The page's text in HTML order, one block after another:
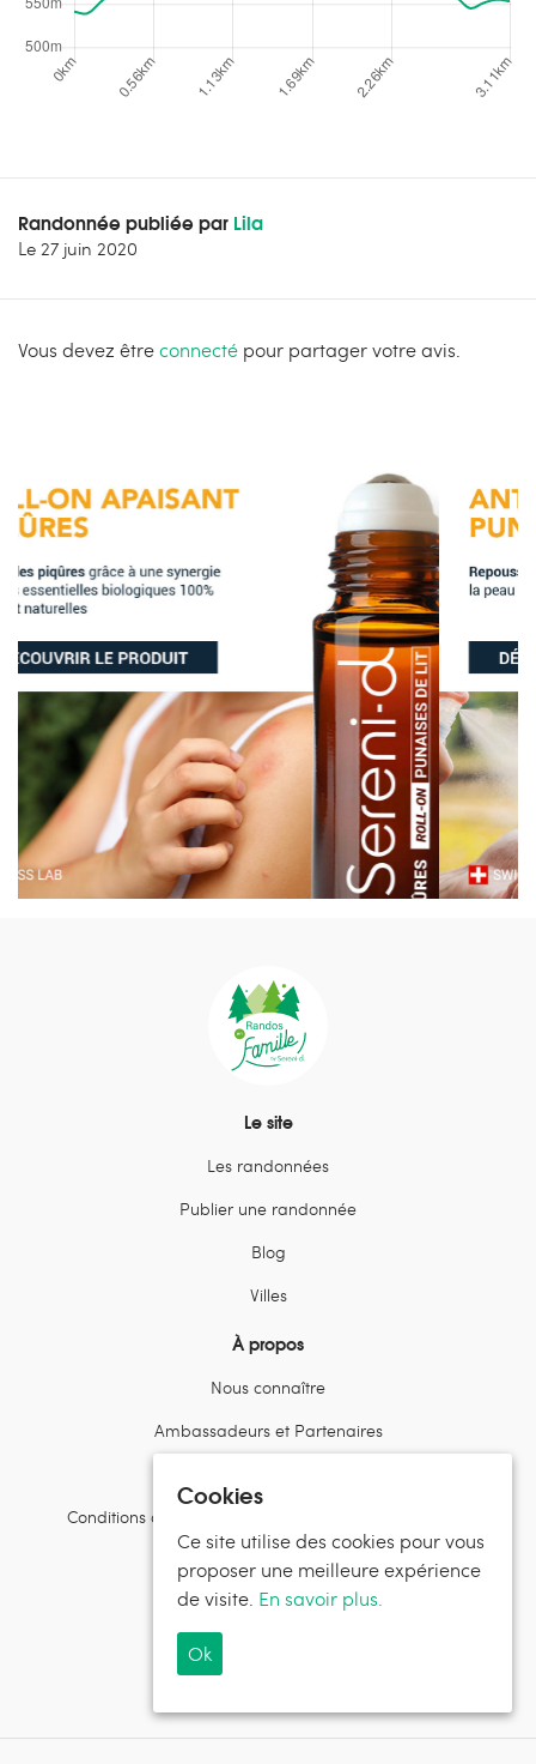
Randonnée publiée par Lila
Le 27 juin 2020
Vous devez êtreconnecté pour partager votre avis.
Le site
Les randonnées
Publier une randonnée
Blog
Villes
À propos
Nous connaître
Ambassadeurs et Partenaires
Conditions d’utilisation et politiques de confidentialité
Suivez Randos en Famille
Suivez Sereni-d®
Cookies
Ce site utilise des cookies pour vous
proposer une meilleure expérience
de visite. En savoir plus.
Ok